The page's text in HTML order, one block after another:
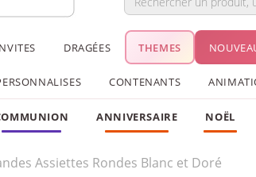
DRAGÉES THEMES
CONTENANTS
ANNIVERSAIRE NOËL
Assiettes Rondes Blanc et Doré